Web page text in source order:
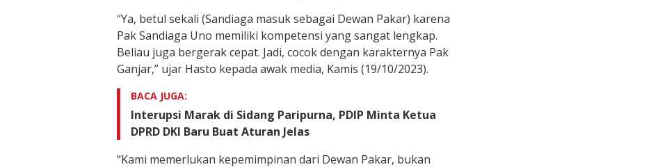
“Ya, betul sekali (Sandiaga masuk sebagai Dewan Pakar) karena
Pak Sandiaga Uno memiliki kompetensi yang sangat lengkap.
Beliau juga bergerak cepat. Jadi, cocok dengan karakternya Pak
Ganjar,” ujar Hasto kepada awak media, Kamis (19/10/2023).
BACA JUGA:
Interupsi Marak di Sidang Paripurna, PDIP Minta Ketua
DPRD DKI Baru Buat Aturan Jelas
“Kami memerlukan kepemimpinan dari Dewan Pakar, bukan